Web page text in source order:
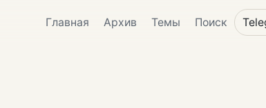
Главная Архив Темы Поиск